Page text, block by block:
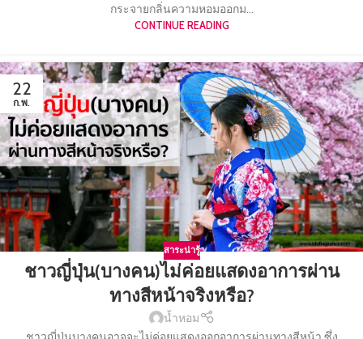
กระจายกลิ่นความหอมออกม...
CONTINUE READING
22
ก.พ.
สาระน่ารู้
ชาวญี่ปุ่น(บางคน)ไม่ค่อยแสดงอาการผ่าน
ทางสีหน้าจริงหรือ?
น้ำหอม